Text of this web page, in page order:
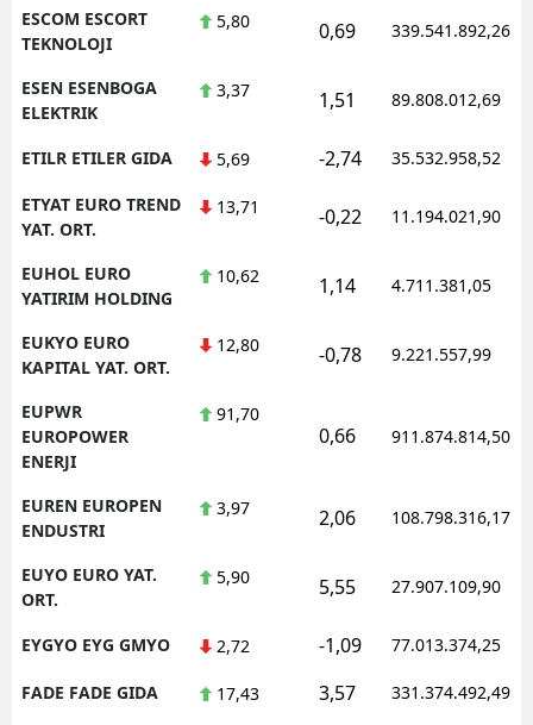
ESCOM ESCORT
TEKNOLOJI
5,80 0,69 339.541.892,26
ESEN ESENBOGA
ELEKTRIK
3,37 1,51 89.808.012,69
ETILR ETILER GIDA 5,69 -2,74 35.532.958,52
ETYAT EURO TREND
YAT. ORT.
13,71 -0,22 11.194.021,90
EUHOL EURO
YATIRIM HOLDING
10,62 1,14 4.711.381,05
EUKYO EURO
KAPITAL YAT. ORT.
12,80 -0,78 9.221.557,99
EUPWR
EUROPOWER
ENERJI
91,70
0,66 911.874.814,50
EUREN EUROPEN
ENDUSTRI
3,97 2,06 108.798.316,17
EUYO EURO YAT.
ORT.
5,90 5,55 27.907.109,90
EYGYO EYG GMYO 2,72 -1,09 77.013.374,25
FADE FADE GIDA 17,43 3,57 331.374.492,49